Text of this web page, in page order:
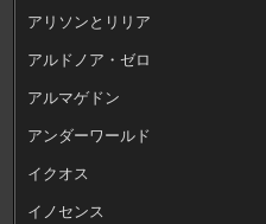
アリソンとリリア
アルドノア・ゼロ
アルマゲドン
アンダーワールド
イクオス
イノセンス